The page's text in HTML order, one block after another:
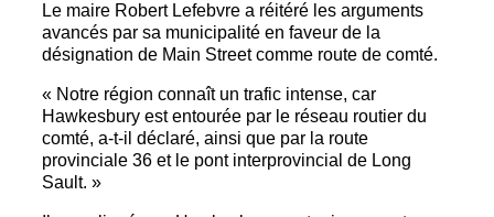
Le maire Robert Lefebvre a réitéré les arguments
avancés par sa municipalité en faveur de la
désignation de Main Street comme route de comté.
« Notre région connaît un trafic intense, car
Hawkesbury est entourée par le réseau routier du
comté, a-t-il déclaré, ainsi que par la route
provinciale 36 et le pont interprovincial de Long
Sault. »